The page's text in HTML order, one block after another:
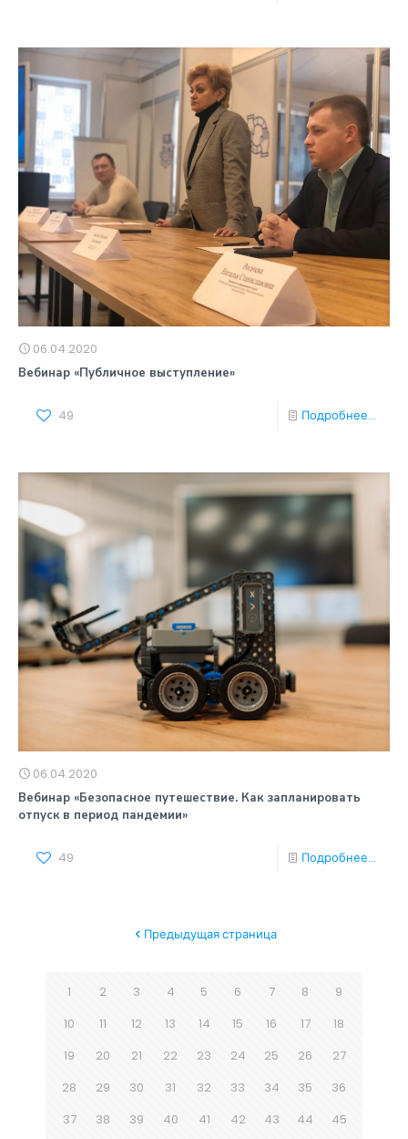
06.04.2020
Вебинар «Публичное выступление»
49 Подробнее...
06.04.2020
Вебинар «Безопасное путешествие. Как запланировать
отпуск в период пандемии»
49 Подробнее...
Предыдущая страница
1 2 3 4 5 6 7 8
9
10
11 12 13 14 15 16 17
18
19
20 21 22 23 24 25 26
27
28
29 30 31 32 33 34 35
36
37
38 39 40 41 42 43 44
45